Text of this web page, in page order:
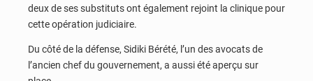
deux de ses substituts ont également rejoint la clinique pour
cette opération judiciaire.
Du côté de la défense, Sidiki Bérété, l’un des avocats de
l’ancien chef du gouvernement, a aussi été aperçu sur